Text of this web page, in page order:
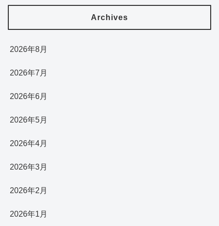
Archives
2026年8月
2026年7月
2026年6月
2026年5月
2026年4月
2026年3月
2026年2月
2026年1月